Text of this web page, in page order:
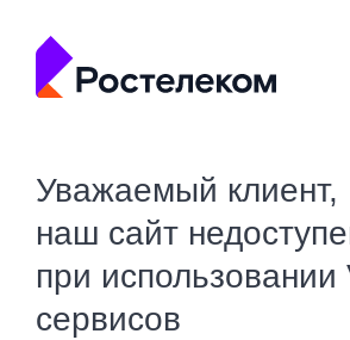
Уважаемый клиент,
наш сайт
при использовании
сервисов